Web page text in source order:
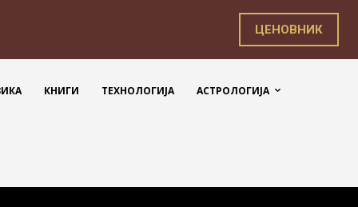
ЦЕНОВНИК
КНИГИ ТЕХНОЛОГИЈА АСТРОЛОГИЈА